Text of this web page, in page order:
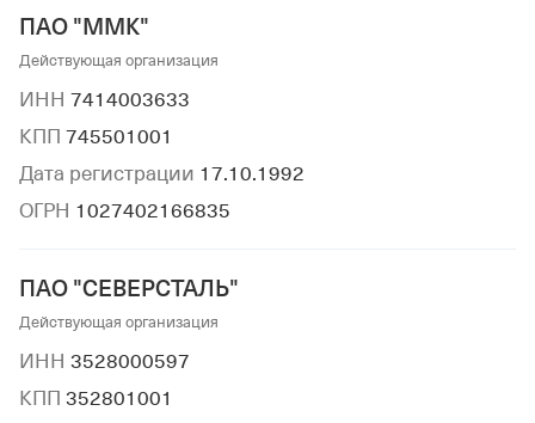
ПАО "ММК"
Действующая организация
ИНН 7414003633
КПП 745501001
Дата регистрации 17.10.1992
ОГРН 1027402166835
ПАО "СЕВЕРСТАЛЬ"
Действующая организация
ИНН 3528000597
КПП 352801001